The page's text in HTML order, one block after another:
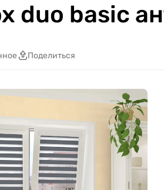
duo basic
Поделиться